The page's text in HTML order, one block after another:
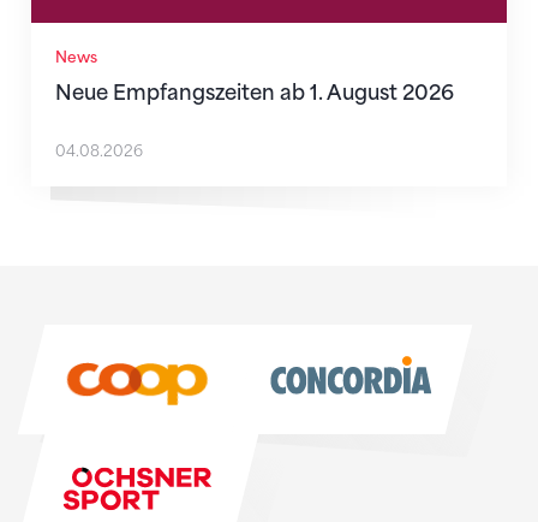
News
Neue Empfangszeiten ab 1. August 2026
04.08.2026